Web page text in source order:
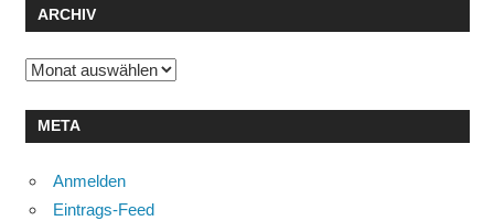
ARCHIV
Archiv
META
Anmelden
Eintrags-Feed